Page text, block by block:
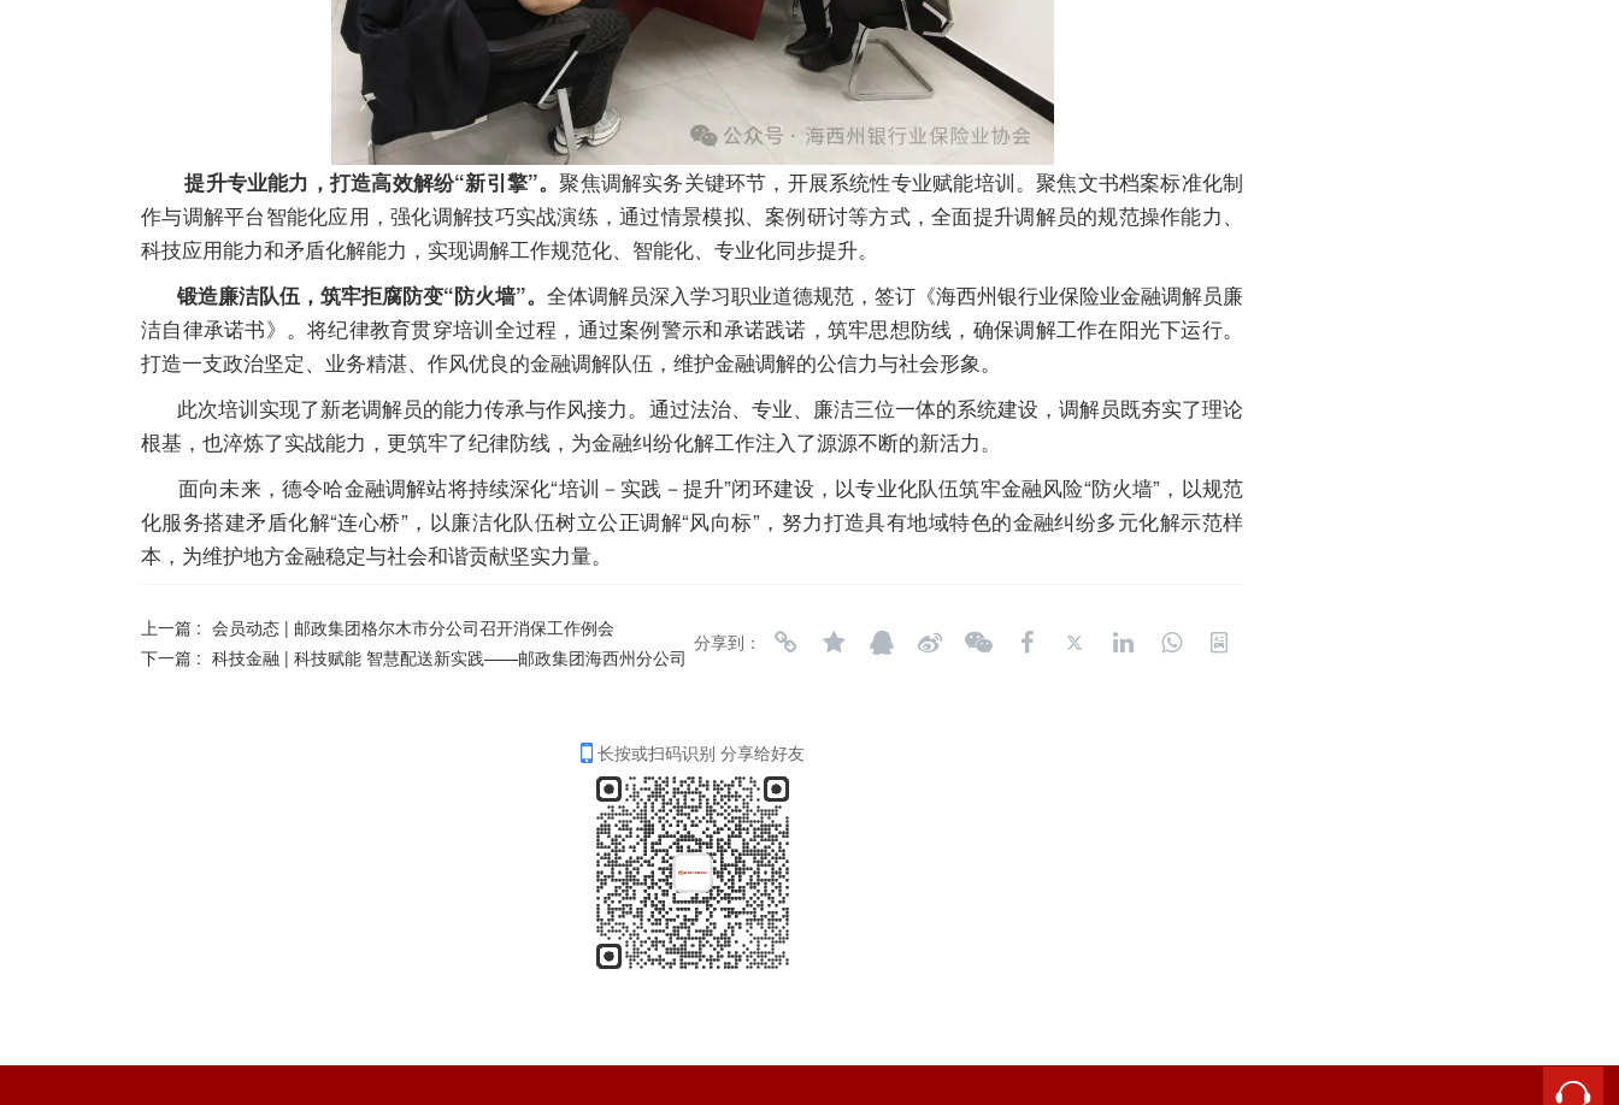
提升专业能力，打造高效解纷“新引擎”。聚焦调解实务关键环节，开展系统性专业赋能培训。聚焦文书档案标准化制
作与调解平台智能化应用，强化调解技巧实战演练，通过情景模拟、案例研讨等方式，全面提升调解员的规范操作能力、
科技应用能力和矛盾化解能力，实现调解工作规范化、智能化、专业化同步提升。
锻造廉洁队伍，筑牢拒腐防变“防火墙”。 全体调解员深入学习职业道德规范，签订《海西州银行业保险业金融调解员廉
洁自律承诺书》。将纪律教育贯穿培训全过程，通过案例警示和承诺践诺，筑牢思想防线，确保调解工作在阳光下运行。
打造一支政治坚定、业务精湛、作风优良的金融调解队伍，维护金融调解的公信力与社会形象。
此次培训实现了新老调解员的能力传承与作风接力。通过法治、专业、廉洁三位一体的系统建设，调解员既夯实了理论
根基，也淬炼了实战能力，更筑牢了纪律防线，为金融纠纷化解工作注入了源源不断的新活力。
面向未来，德令哈金融调解站将持续深化“培训－实践－提升”闭环建设，以专业化队伍筑牢金融风险“防火墙”，以规范
化服务搭建矛盾化解“连心桥”，以廉洁化队伍树立公正调解“风向标”，努力打造具有地域特色的金融纠纷多元化解示范样
本，为维护地方金融稳定与社会和谐贡献坚实力量。
上一篇 : 会员动态 | 邮政集团格尔木市分公司召开消保工作例会
下一篇 : 科技金融 | 科技赋能 智慧配送新实践——邮政集团海西州分公司
分享到：
长按或扫码识别 分享给好友